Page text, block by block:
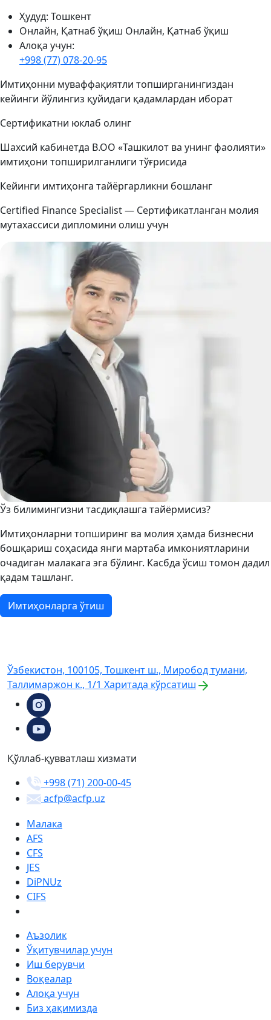
Ҳудуд: Тошкент
Онлайн, Қатнаб ўқиш Онлайн, Қатнаб ўқиш
Алоқа учун:
+998 (77) 078-20-95
Имтиҳонни муваффақиятли топширганингиздан
кейинги йўлингиз қуйидаги қадамлардан иборат
Сертификатни юклаб олинг
Шахсий кабинетда B.OО «Ташкилот ва унинг фаолияти»
имтиҳони топширилганлиги тўғрисида
Кейинги имтиҳонга тайёргарликни бошланг
Certified Finance Specialist — Сертификатланган молия
мутахассиси дипломини олиш учун
Ўз билимингизни тасдиқлашга тайёрмисиз?
Имтиҳонларни топширинг ва молия ҳамда бизнесни
бошқариш соҳасида янги мартаба имкониятларини
очадиган малакага эга бўлинг. Касбда ўсиш томон дадил
қадам ташланг.
Имтиҳонларга ўтиш
Ўзбекистон, 100105, Тошкент ш., Миробод тумани,
Таллимаржон к., 1/1 Харитада кўрсатиш
Қўллаб-қувватлаш хизмати
+998 (71) 200-00-45
acfp@acfp.uz
Малака
AFS
CFS
JES
DiPNUz
CIFS
Аъзолик
Ўқитувчилар учун
Иш берувчи
Воқеалар
Алоқа учун
Биз ҳақимизда